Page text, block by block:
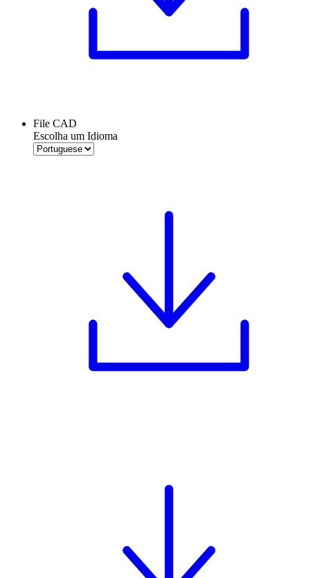
File CAD
Escolha um Idioma